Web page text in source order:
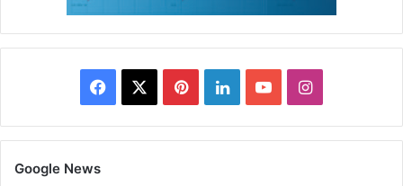
Facebook PinterestLinkedInYouTubeInstagram
Google News